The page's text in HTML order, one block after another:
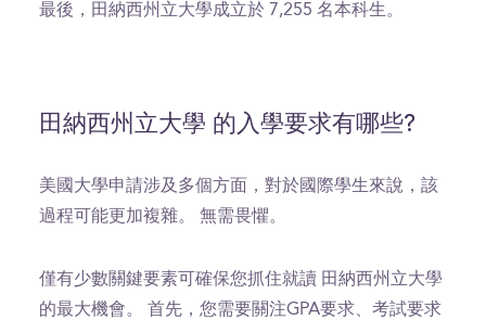
最後，田納西州立大學成立於 7,255 名本科生。
田納西州立大學 的入學要求有哪些?
美國大學申請涉及多個方面，對於國際學生來說，該
過程可能更加複雜。 無需畏懼。
僅有少數關鍵要素可確保您抓住就讀 田納西州立大學
的最大機會。 首先，您需要關注GPA要求、考試要求